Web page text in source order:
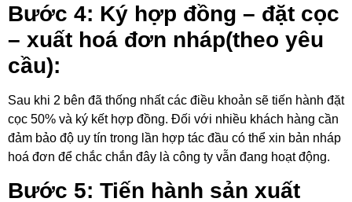
Bước 4: Ký hợp đồng – đặt cọc
– xuất hoá đơn nháp(theo yêu
cầu):
Sau khi 2 bên đã thống nhất các điều khoản sẽ tiến hành đặt
cọc 50% và ký kết hợp đồng. Đối với nhiều khách hàng cần
đảm bảo độ uy tín trong lần hợp tác đầu có thể xin bản nháp
hoá đơn để chắc chắn đây là công ty vẫn đang hoạt động.
Bước 5: Tiến hành sản xuất